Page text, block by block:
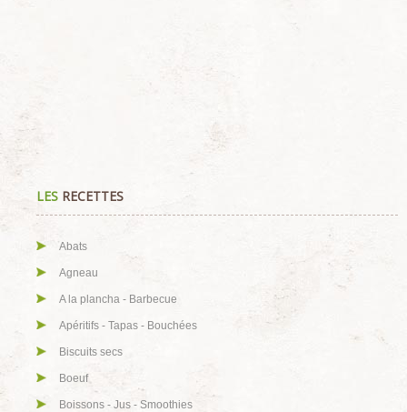
LES RECETTES
Abats
Agneau
A la plancha - Barbecue
Apéritifs - Tapas - Bouchées
Biscuits secs
Boeuf
Boissons - Jus - Smoothies